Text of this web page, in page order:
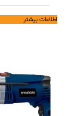
اطلاعات بیشتر